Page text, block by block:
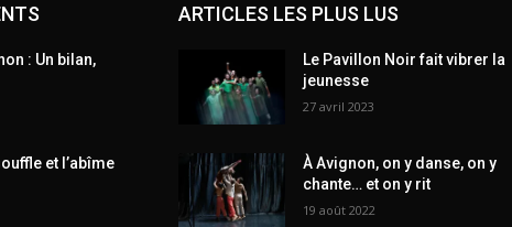
: Un bilan,
et l’abîme
ARTICLES LES PLUS LUS
Le Pavillon Noir fait vibrer la
jeunesse
27 avril 2023
À Avignon, on y danse, on y
chante… et on y rit
19 août 2022